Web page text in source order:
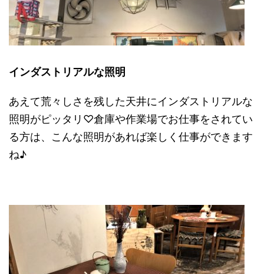
インダストリアルな照明
あえて荒々しさを残した天井にインダストリアルな
照明がピッタリ♡倉庫や作業場でお仕事をされてい
る方は、こんな照明があれば楽しく仕事ができます
ね♪